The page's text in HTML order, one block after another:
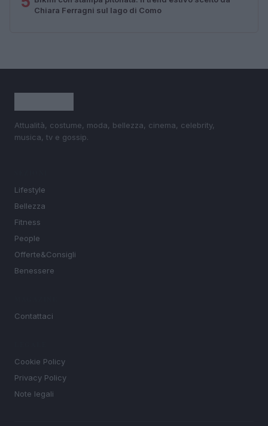
Chiara Ferragni sul lago di Como
Attualità, costume, moda, bellezza, cinema, celebrity,
musica, tv e gossip.
Lifestyle
Bellezza
Fitness
People
Offerte&Consigli
Benessere
Contattaci
Cookie Policy
Privacy Policy
Note legali